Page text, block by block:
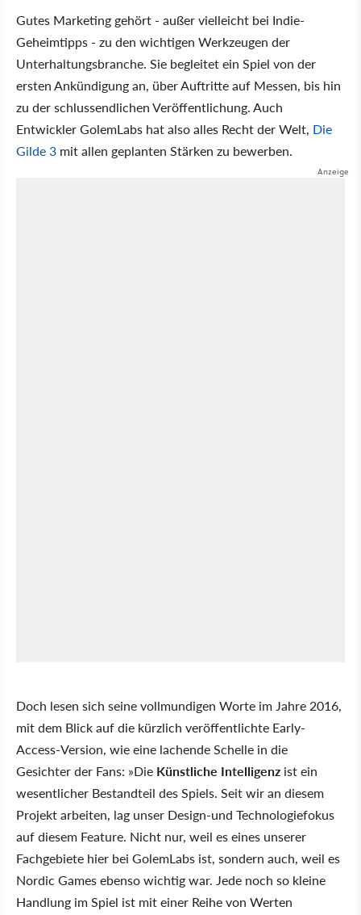
Gutes Marketing gehört - außer vielleicht bei Indie-
Geheimtipps - zu den wichtigen Werkzeugen der
Unterhaltungsbranche. Sie begleitet ein Spiel von der
ersten Ankündigung an, über Auftritte auf Messen, bis hin
zu der schlussendlichen Veröffentlichung. Auch
Entwickler GolemLabs hat also alles Recht der Welt, Die
Gilde 3 mit allen geplanten Stärken zu bewerben.
Doch lesen sich seine vollmundigen Worte im Jahre 2016,
mit dem Blick auf die kürzlich veröffentlichte Early-
Access-Version, wie eine lachende Schelle in die
Gesichter der Fans: »Die Künstliche Intelligenz ist ein
wesentlicher Bestandteil des Spiels. Seit wir an diesem
Projekt arbeiten, lag unser Design-und Technologiefokus
auf diesem Feature. Nicht nur, weil es eines unserer
Fachgebiete hier bei GolemLabs ist, sondern auch, weil es
Nordic Games ebenso wichtig war. Jede noch so kleine
Handlung im Spiel ist mit einer Reihe von Werten